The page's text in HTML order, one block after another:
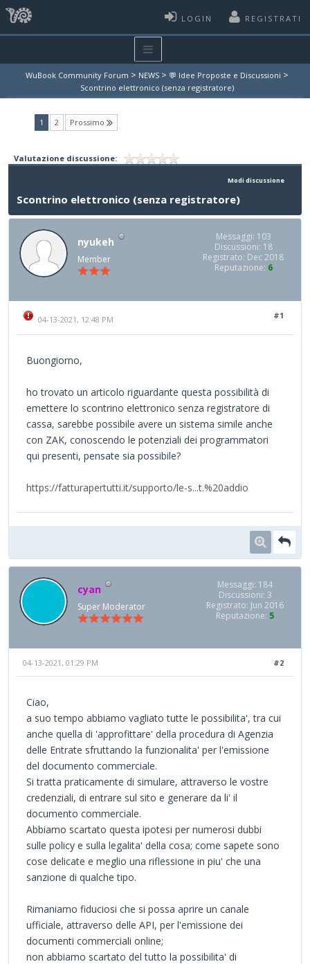
LOGIN REGISTRATI
WuBook Community Forum > NEWS > 💬 Idee Proposte e Discussioni >
Scontrino elettronico (senza registratore)
1 (current)
2 Prossimo
Valutazione discussione:
Modi discussione
Scontrino elettronico (senza registratore)
nyukeh
Member
Messaggi: 103
Discussioni: 18
Registrato: Dec 2018
Reputazione: 6
#1
04-13-2021, 12:48 PM
Buongiorno,
ho trovato un articolo riguardante questa possibilità di
emettere lo scontrino elettronico senza registratore di
cassa, sarebbe possibile avere un sistema simile anche
con ZAK, conoscendo le potenziali dei programmatori
qui presenti, pensate sia possibile?
https://fatturapertutti.it/supporto/le-s...t.%20addio
cyan
Super Moderator
Messaggi: 184
Discussioni: 3
Registrato: Jun 2016
Reputazione: 5
#2
04-13-2021, 01:29 PM
Ciao,
a suo tempo abbiamo vagliato tutte le possibilita', tra cui
anche quella di 'approfittare' della procedura di Agenzia
delle Entrate sfruttando la funzionalita' per l'emissione
del documento commerciale.
Si tratta praticamente di simulare, attraverso le vostre
credenziali, di entrare sul sito e generare da li' il
documento commerciale.
Abbiamo scartato questa ipotesi per numerosi dubbi
sulle policy e sulla legalita' della cosa; come sapete sono
cose delicate e meglio una riflessione in piu' che una
sanzione di qualche tipo.
Rimaniamo fiduciosi che si possa aprire un canale
ufficiale, attraverso delle API, per l'emissione dei
documenti commerciali online;
non abbiamo scartato del tutto la possibilita' di